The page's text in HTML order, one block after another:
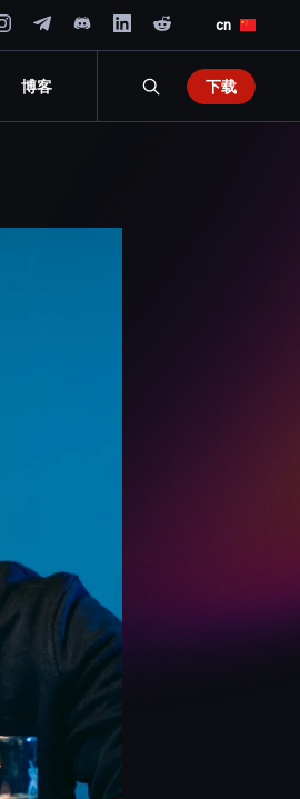
cn
博客 下载